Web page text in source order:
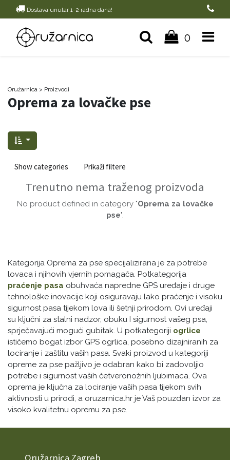
Dostava unutar 1-2 radna dana!
0
Oružarnica > Proizvodi
Oprema za lovačke pse
Show categories Prikaži filtere
Trenutno nema traženog proizvoda
No product defined in category "Oprema za lovačke
pse".
Kategorija Oprema za pse specijalizirana je za potrebe
lovaca i njihovih vjernih pomagača. Potkategorija
praćenje pasa obuhvaća napredne GPS uređaje i druge
tehnološke inovacije koji osiguravaju lako praćenje i visoku
sigurnost pasa tijekom lova ili šetnji prirodom. Ovi uređaji
su ključni za stalni nadzor, obuku I sigurnost vašeg psa,
sprječavajući mogući gubitak. U potkategoriji ogrlice
ističemo bogat izbor GPS ogrlica, posebno dizajniranih za
lociranje i zaštitu vaših pasa. Svaki proizvod u kategoriji
opreme za pse pažljivo je odabran kako bi zadovoljio
potrebe i sigurnost vaših četveronožnih ljubimaca. Ova
oprema je ključna za lociranje vaših pasa tijekom svih
aktivnosti u prirodi, a oruzarnica.hr je Vaš pouzdan izvor za
visoko kvalitetnu opremu za pse.
Oružarnica Zagreb